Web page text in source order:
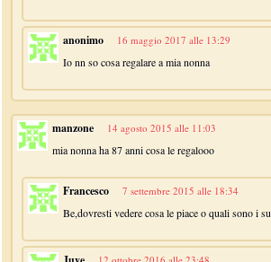
anonimo 16 maggio 2017 alle 13:29
Io nn so cosa regalare a mia nonna
manzone 14 agosto 2015 alle 11:03
mia nonna ha 87 anni cosa le regalooo
Francesco 7 settembre 2015 alle 18:34
Be,dovresti vedere cosa le piace o quali sono i